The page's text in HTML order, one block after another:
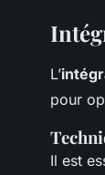
L’
pour
Il est